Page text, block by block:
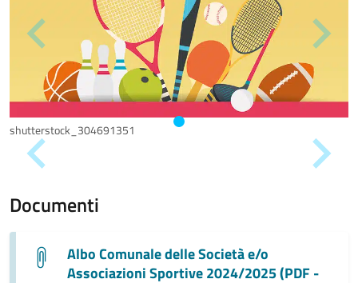
shutterstock_304691351
Documenti
Albo Comunale delle Società e/o
Associazioni Sportive 2024/2025 (PDF -